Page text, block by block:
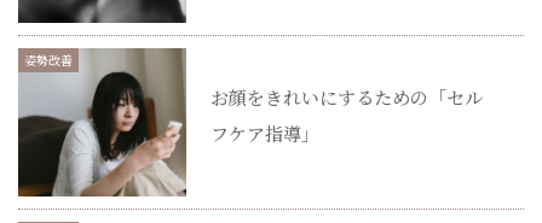
姿勢改善
お顔をきれいにするための「セル
フケア指導」